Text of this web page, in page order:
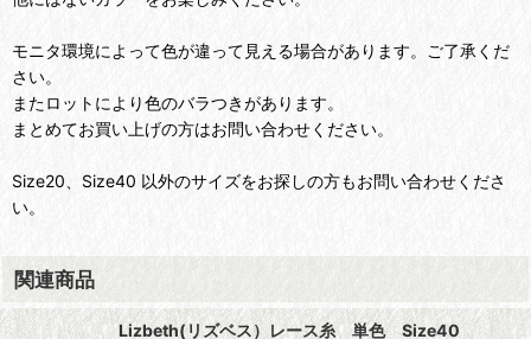
モニタ環境によって色が違って見える場合があります。ご了承くだ
さい。
またロットにより色のバラつきがあります。
まとめてお買い上げの方はお問い合わせください。
Size20、Size40 以外のサイズをお探しの方もお問い合わせくださ
い。
関連商品
Lizbeth(リズベス）レース糸 単色 Size40